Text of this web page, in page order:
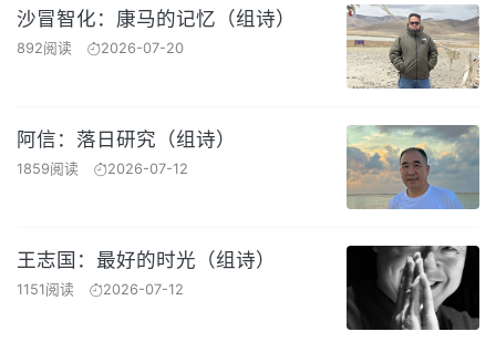
沙冒智化：康马的记忆（组诗）
892阅读 2026-07-20
阿信：落日研究（组诗）
1859阅读 2026-07-12
王志国：最好的时光（组诗）
1151阅读 2026-07-12